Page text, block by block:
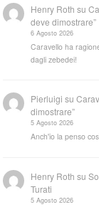
Henry Roth su
deve dimostrare”
6 Agosto 2026
Caravello ha
dagli zebedei!
Pierluigi su
dimostrare”
5 Agosto 2026
Anch'io la penso
Henry Roth su
Turati
5 Agosto 2026